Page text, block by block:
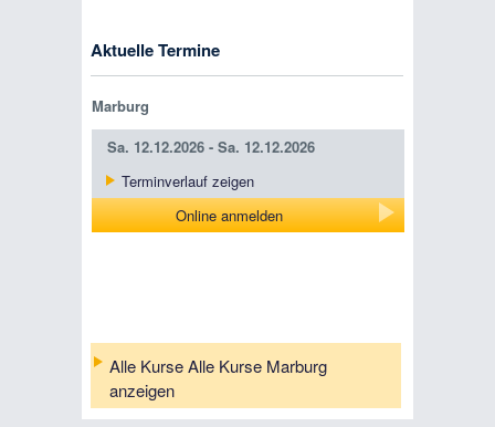
Aktuelle Termine
Marburg
Sa. 12.12.2026 - Sa. 12.12.2026
Terminverlauf zeigen
Online anmelden
Alle Kurse Alle Kurse Marburg
anzeigen